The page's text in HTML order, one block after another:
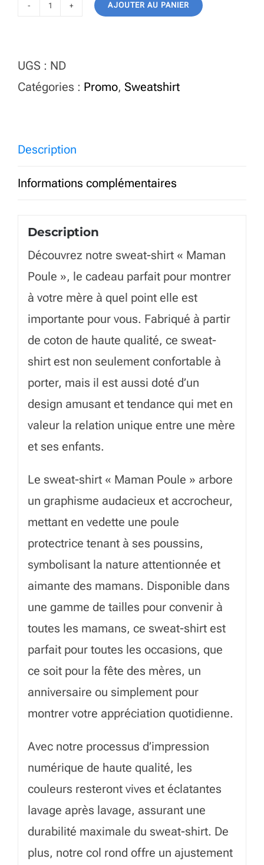
Sweat-
shirt
French
AJOUTER AU PANIER
UGS : ND
Catégories : Promo, Sweatshirt
Description
Informations complémentaires
Description
Découvrez notre sweat-shirt « Maman
Poule », le cadeau parfait pour montrer
à votre mère à quel point elle est
importante pour vous. Fabriqué à partir
de coton de haute qualité, ce sweat-
shirt est non seulement confortable à
porter, mais il est aussi doté d’un
design amusant et tendance qui met en
valeur la relation unique entre une mère
et ses enfants.
Le sweat-shirt « Maman Poule » arbore
un graphisme audacieux et accrocheur,
mettant en vedette une poule
protectrice tenant à ses poussins,
symbolisant la nature attentionnée et
aimante des mamans. Disponible dans
une gamme de tailles pour convenir à
toutes les mamans, ce sweat-shirt est
parfait pour toutes les occasions, que
ce soit pour la fête des mères, un
anniversaire ou simplement pour
montrer votre appréciation quotidienne.
Avec notre processus d’impression
numérique de haute qualité, les
couleurs resteront vives et éclatantes
lavage après lavage, assurant une
durabilité maximale du sweat-shirt. De
plus, notre col rond offre un ajustement